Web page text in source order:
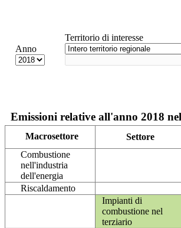
Anno
Territorio di interesse
Emissioni relative all'anno 2018
Macrosettore Settore
Combustione
nell'industria
dell'energia
Riscaldamento
Impianti di
combustione nel
terziario